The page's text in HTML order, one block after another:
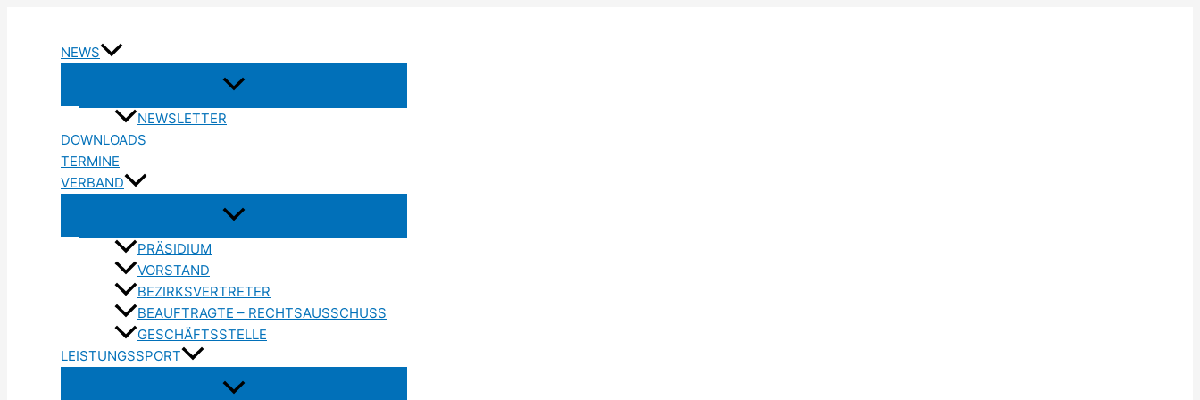
springenNEWS
NEWSLETTER
DOWNLOADS
TERMINE
VERBAND
PRÄSIDIUM
VORSTAND
BEZIRKSVERTRETER
BEAUFTRAGTE – RECHTSAUSSCHUSS
GESCHÄFTSSTELLE
LEISTUNGSSPORT